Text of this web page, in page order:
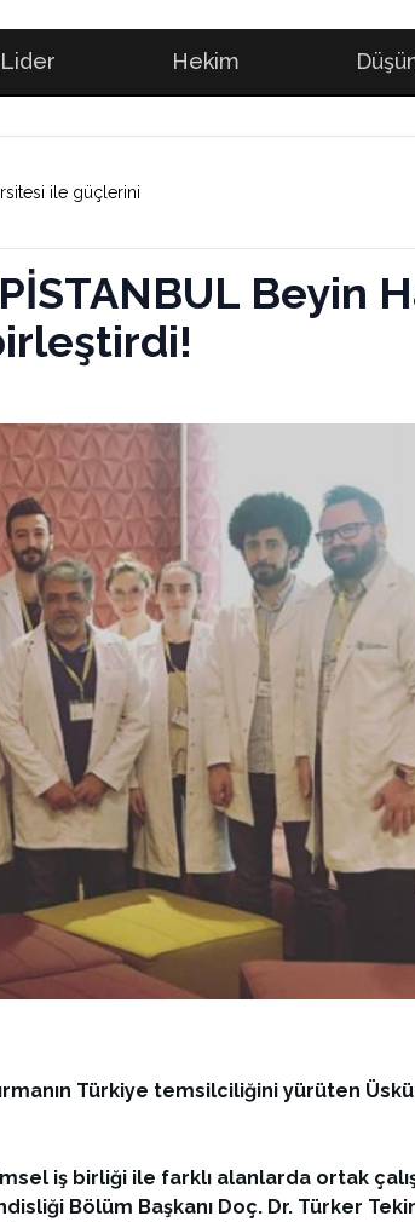
Lider Hekim
ile güçlerini
Beyin
Türkiye temsilciliğini yürüten
iş birliği ile farklı alanlarda ortak
Bölüm Başkanı Doç. Dr. Türker